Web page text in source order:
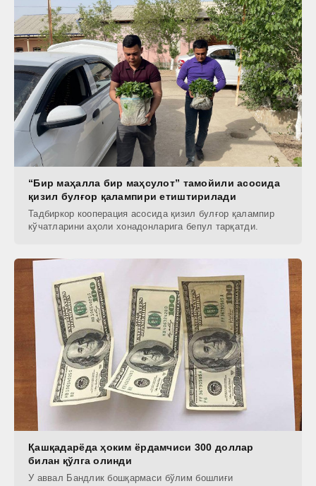
“Бир маҳалла бир маҳсулот” тамойили асосида
қизил булғор қалампири етиштирилади
Тадбиркор кооперация асосида қизил булғор қалампир
кўчатларини аҳоли хонадонларига бепул тарқатди.
Қашқадарёда ҳоким ёрдамчиси 300 доллар
билан қўлга олинди
У аввал Бандлик бошқармаси бўлим бошлиғи